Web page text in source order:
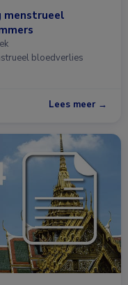
menstrueel
bloedverlies
Lees meer →